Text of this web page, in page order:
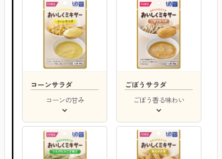
コーンサラダ
コーンの甘み
ごぼうサラダ
ごぼう香る味わい